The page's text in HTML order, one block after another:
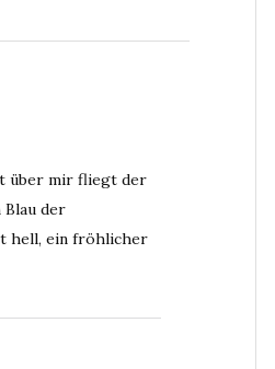
über mir fliegt der
der
hell, ein fröhlicher